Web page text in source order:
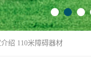
绍 110米障碍器材